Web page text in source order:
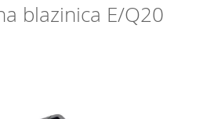
blazinica E/Q20